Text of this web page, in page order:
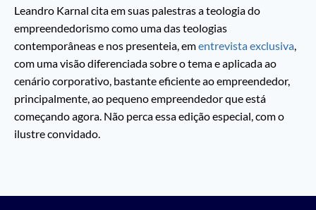
Leandro Karnal cita em suas palestras a teologia do
empreendedorismo como uma das teologias
contemporâneas e nos presenteia, ementrevista exclusiva,
com uma visão diferenciada sobre o tema e aplicada ao
cenário corporativo, bastante eficiente ao empreendedor,
principalmente, ao pequeno empreendedor que está
começando agora. Não perca essa edição especial, com o
ilustre convidado.